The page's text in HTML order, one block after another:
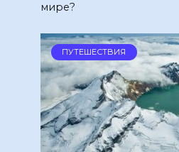
мире?
ПУТЕШЕСТВИЯ